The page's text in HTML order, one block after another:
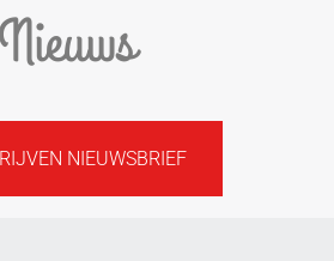
Nieuws
NIEUWSBRIEF